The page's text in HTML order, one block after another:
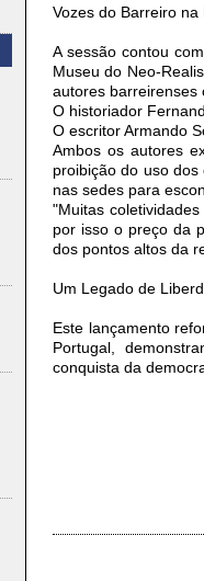
Vozes do Barreiro
A sessão contou
Museu do Neo-
autores barreirenses
O historiador
O escritor Armando
Ambos os autores
proibição do uso
nas sedes para
"Muitas
por isso o preço da
dos pontos altos da
Um Legado de
Este lançamento
Portugal,
conquista da